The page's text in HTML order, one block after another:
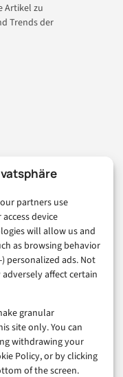
partners use
device
will allow us and
as browsing behavior
personalized ads. Not
affect certain
granular
site only. You can
withdrawing your
Policy, or by clicking
of the screen.
Artikel zu
Trends der